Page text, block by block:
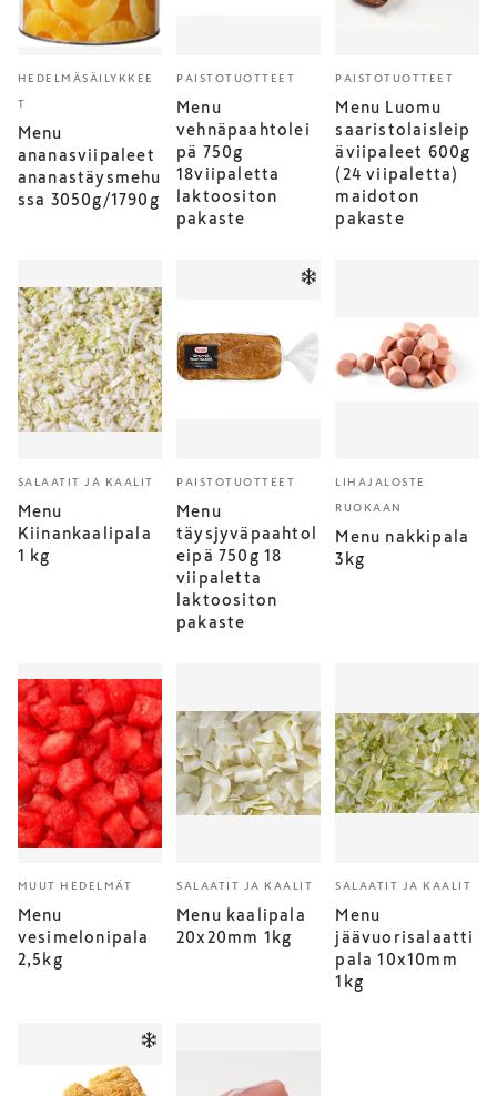
HEDELMÄSÄILYKKEE
T
Menu
ananasviipaleet
ananastäysmehu
ssa 3050g/1790g
PAISTOTUOTTEET
Menu
vehnäpaahtolei
pä 750g
18viipaletta
laktoositon
pakaste
PAISTOTUOTTEET
Menu Luomu
saaristolaisleip
äviipaleet 600g
(24 viipaletta)
maidoton
pakaste
SALAATIT JA KAALIT
Menu
Kiinankaalipala
1 kg
PAISTOTUOTTEET
Menu
täysjyväpaahtol
eipä 750g 18
viipaletta
laktoositon
pakaste
LIHAJALOSTE
RUOKAAN
Menu nakkipala
3kg
MUUT HEDELMÄT
Menu
vesimelonipala
2,5kg
SALAATIT JA KAALIT
Menu kaalipala
20x20mm 1kg
SALAATIT JA KAALIT
Menu
jäävuorisalaatti
pala 10x10mm
1kg